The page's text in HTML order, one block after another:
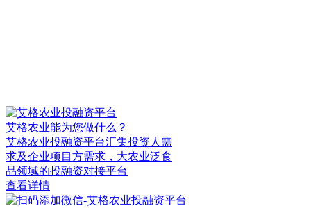
艾格农业能为您做什么？
艾格农业投融资平台汇集投资人需
求及企业项目方需求，大农业泛食
品领域的投融资对接平台
查看详情